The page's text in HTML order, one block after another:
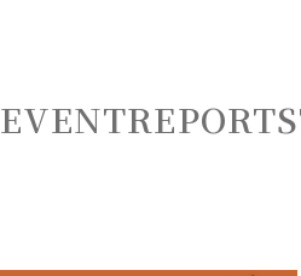
EVENTREPORT